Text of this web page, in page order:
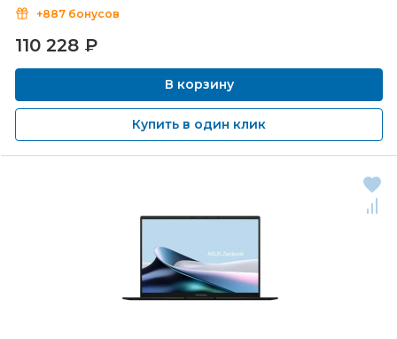
+887 бонусов
110 228 ₽
В корзину
Купить в один клик